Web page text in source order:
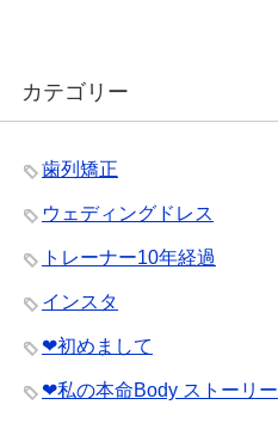
カテゴリー
歯列矯正
ウェディングドレス
トレーナー10年経過
インスタ
❤︎初めまして
❤︎私の本命Body ストーリー